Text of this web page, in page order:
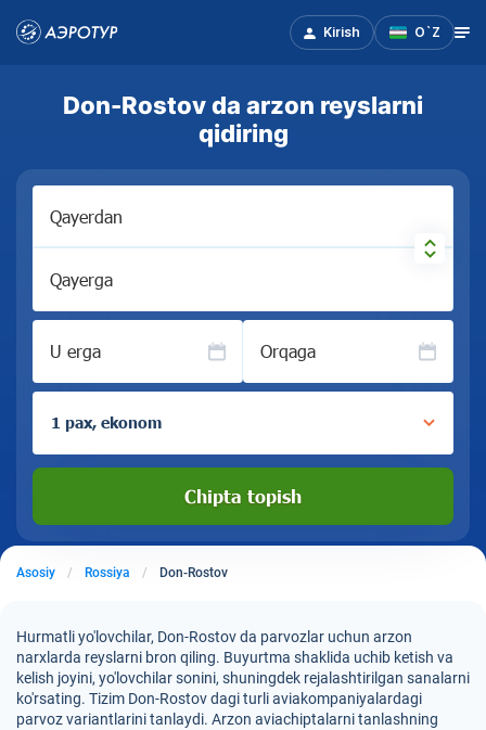
Kirish O`Z
Don-Rostov da arzon reyslarni
qidiring
Qayerdan
Qayerga
U erga Orqaga
1 pax, ekonom
Chipta topish
Asosiy Rossiya Don-Rostov
Hurmatli yo'lovchilar, Don-Rostov da parvozlar uchun arzon
narxlarda reyslarni bron qiling. Buyurtma shaklida uchib ketish va
kelish joyini, yo'lovchilar sonini, shuningdek rejalashtirilgan sanalarni
ko'rsating. Tizim Don-Rostov dagi turli aviakompaniyalardagi
parvoz variantlarini tanlaydi. Arzon aviachiptalarni tanlashning